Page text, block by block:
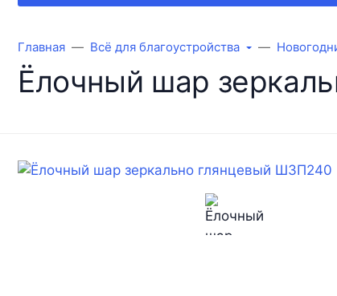
Главная Всё для благоустройства
Ёлочный шар